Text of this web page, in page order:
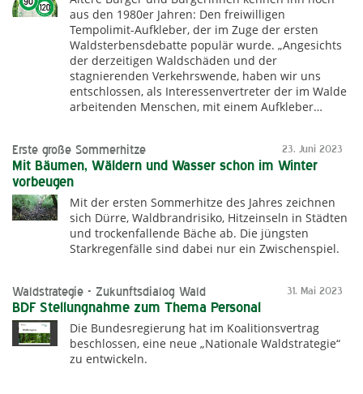
aus den 1980er Jahren: Den freiwilligen
Tempolimit-Aufkleber, der im Zuge der ersten
Waldsterbensdebatte populär wurde. „Angesichts
der derzeitigen Waldschäden und der
stagnierenden Verkehrswende, haben wir uns
entschlossen, als Interessenvertreter der im Walde
arbeitenden Menschen, mit einem Aufkleber…
23. Juni 2023
Erste große Sommerhitze
Mit Bäumen, Wäldern und Wasser schon im Winter
vorbeugen
Mit der ersten Sommerhitze des Jahres zeichnen
sich Dürre, Waldbrandrisiko, Hitzeinseln in Städten
und trockenfallende Bäche ab. Die jüngsten
Starkregenfälle sind dabei nur ein Zwischenspiel.
31. Mai 2023
Waldstrategie - Zukunftsdialog Wald
BDF Stellungnahme zum Thema Personal
Die Bundesregierung hat im Koalitionsvertrag
beschlossen, eine neue „Nationale Waldstrategie“
zu entwickeln.